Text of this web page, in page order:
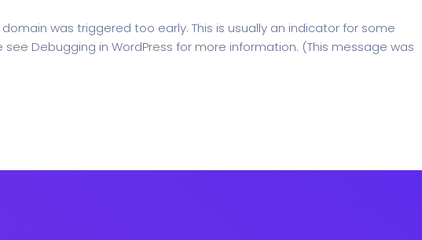
domain was triggered too early. This is usually an indicator for some
see Debugging in WordPress for more information. (This message was